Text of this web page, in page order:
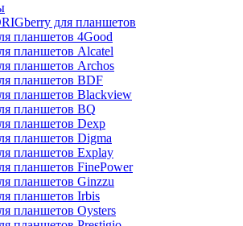
для планшетов
планшетов 4Good
планшетов Alcatel
планшетов Archos
планшетов BDF
планшетов Blackview
планшетов BQ
планшетов Dexp
планшетов Digma
планшетов Explay
планшетов FinePower
планшетов Ginzzu
планшетов Irbis
планшетов Oysters